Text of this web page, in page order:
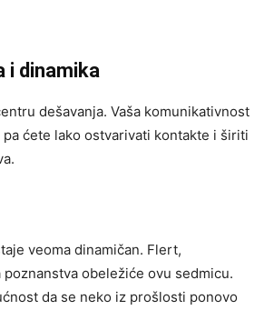
i dinamika
dešavanja. Vaša komunikativnost
ćete lako ostvarivati kontakte i širiti
veoma dinamičan. Flert,
obeležiće ovu sedmicu.
da se neko iz prošlosti ponovo